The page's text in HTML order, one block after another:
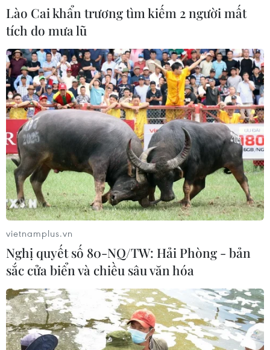
Theo dõi VietnamPlus
TIN LIÊN QUAN
Brexit sẽ tác động tới các bầu cử của Liên
Lào Cai khẩn trương tìm kiếm 2 người mất
tích do mưa lũ
vietnamplus.vn
Nghị quyết số 80-NQ/TW: Hải Phòng - bản
sắc cửa biển và chiều sâu văn hóa